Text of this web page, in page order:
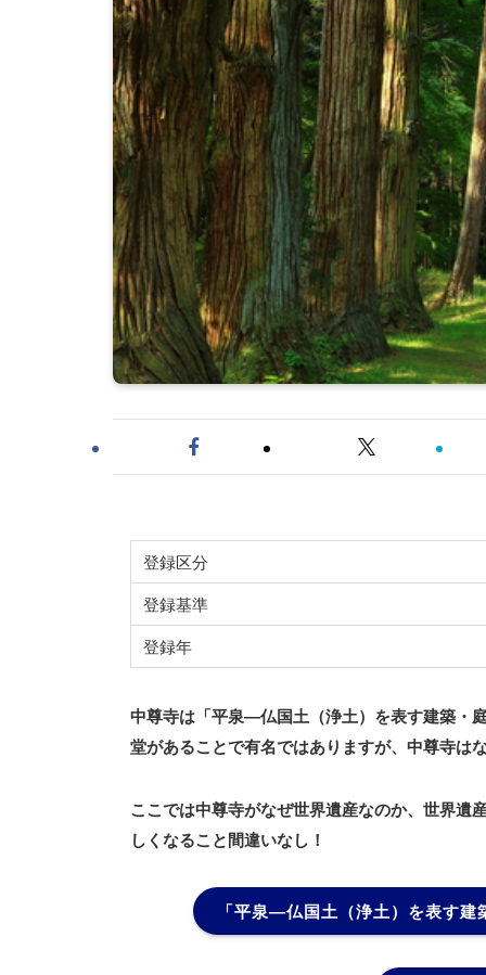
登録区分
登録基準
登録年
中尊寺は「平泉―仏国土（浄土）を表す建築・
堂があることで有名ではありますが、中尊寺は
ここでは中尊寺がなぜ世界遺産なのか、世界遺
しくなること間違いなし！
「平泉―仏国土（浄土）を表す